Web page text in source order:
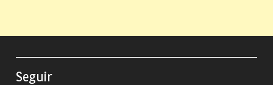
Seguir